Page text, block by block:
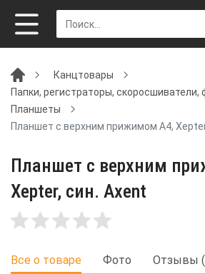
Канцтовары
Папки, регистраторы, скоросшиватели,
Планшеты
Планшет с верхним прижимом А4,
Планшет с верхним
Xepter, син. Axent
Все о товаре Фото Отзывы